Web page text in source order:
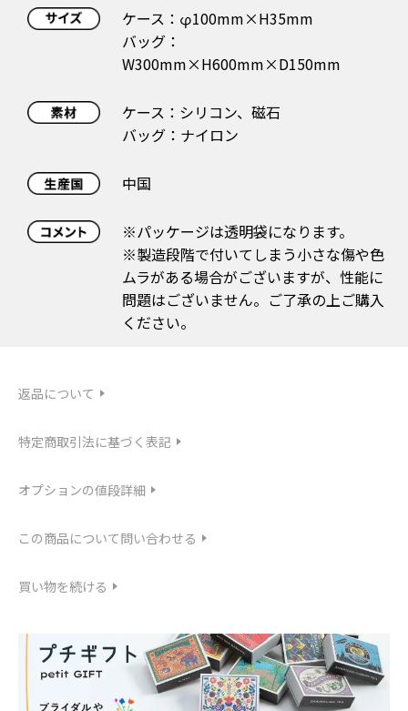
ケース：φ100mm×H35mm
バッグ：
W300mm×H600mm×D150mm
ケース：シリコン、磁石
バッグ：ナイロン
中国
※パッケージは透明袋になります。
※製造段階で付いてしまう小さな傷や色
ムラがある場合がございますが、性能に
問題はございません。ご了承の上ご購入
ください。
返品について
特定商取引法に基づく表記
オプションの値段詳細
この商品について問い合わせる
買い物を続ける